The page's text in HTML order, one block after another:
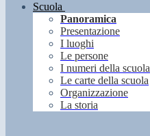
Scuola
Panoramica
Presentazione
I luoghi
Le persone
I numeri della scuola
Le carte della scuola
Organizzazione
La storia